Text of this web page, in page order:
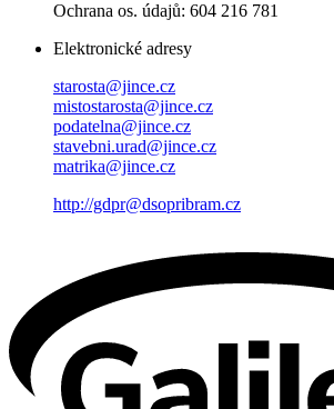
Ochrana os. údajů: 604 216 781
Elektronické adresy
starosta@jince.cz
mistostarosta@jince.cz
podatelna@jince.cz
stavebni.urad@jince.cz
matrika@jince.cz
http://gdpr@dsopribram.cz